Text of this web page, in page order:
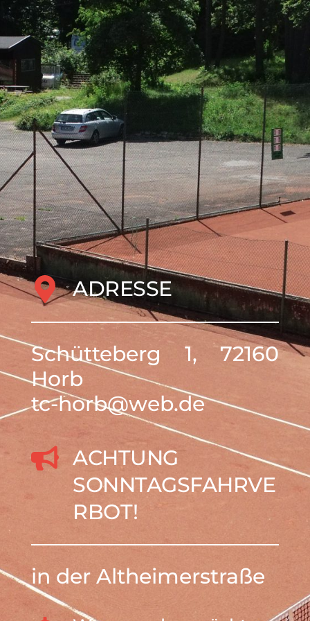
ADRESSE
Schütteberg 1, 72160
Horb
tc-horb@web.de
ACHTUNG
SONNTAGSFAHRVE
RBOT!
in der Altheimerstraße